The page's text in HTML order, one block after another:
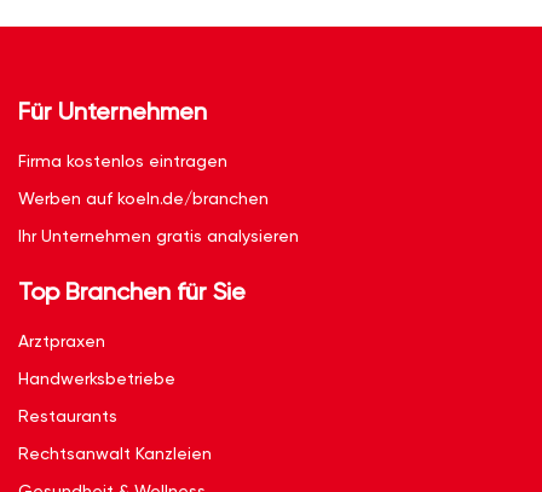
Für Unternehmen
Firma kostenlos eintragen
Werben auf koeln.de/branchen
Ihr Unternehmen gratis analysieren
Top Branchen für Sie
Arztpraxen
Handwerksbetriebe
Restaurants
Rechtsanwalt Kanzleien